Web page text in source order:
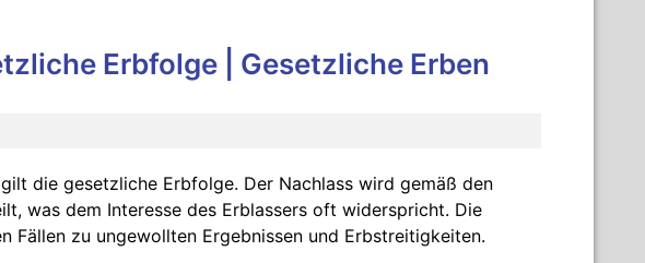
Erbfolge | Gesetzliche Erben
gilt die gesetzliche Erbfolge. Der Nachlass wird gemäß den
was dem Interesse des Erblassers oft widerspricht. Die
Fällen zu ungewollten Ergebnissen und Erbstreitigkeiten.